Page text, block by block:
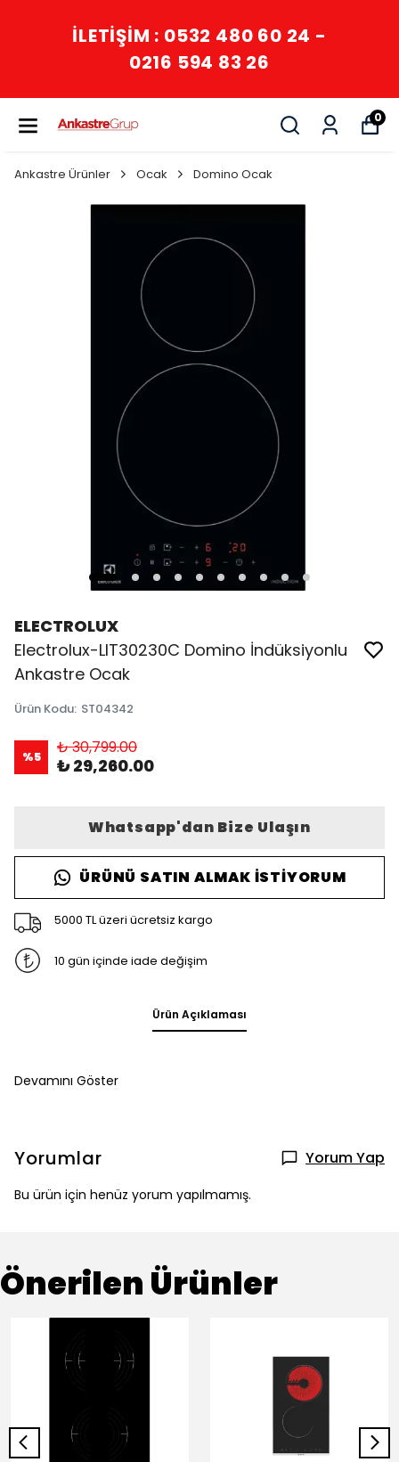
İLETİŞİM : 0532 480 60 24 -
0216 594 83 26
0
Ankastre Ürünler Ocak Domino Ocak
ELECTROLUX
Electrolux-LIT30230C Domino İndüksiyonlu
Ankastre Ocak
Ürün Kodu: ST04342
%5 ₺ 30,799.00
₺ 29,260.00
Whatsapp'dan Bize Ulaşın
ÜRÜNÜ SATIN ALMAK İSTIYORUM
5000 TL üzeri ücretsiz kargo
10 gün içinde iade değişim
Ürün Açıklaması
Devamını Göster
Yorumlar Yorum Yap
Bu ürün için henüz yorum yapılmamış.
Önerilen Ürünler